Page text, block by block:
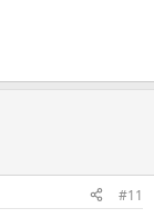
#11